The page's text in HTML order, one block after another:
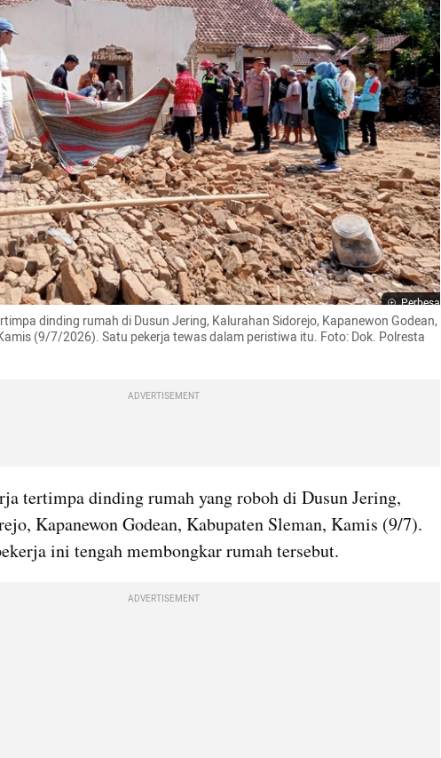
Perbesar
dinding rumah di Dusun Jering, Kalurahan Sidorejo, Kapanewon Godean,
(9/7/2026). Satu pekerja tewas dalam peristiwa itu. Foto: Dok. Polresta
ADVERTISEMENT
tertimpa dinding rumah yang roboh di Dusun Jering,
Kapanewon Godean, Kabupaten Sleman, Kamis (9/7).
ini tengah membongkar rumah tersebut.
ADVERTISEMENT